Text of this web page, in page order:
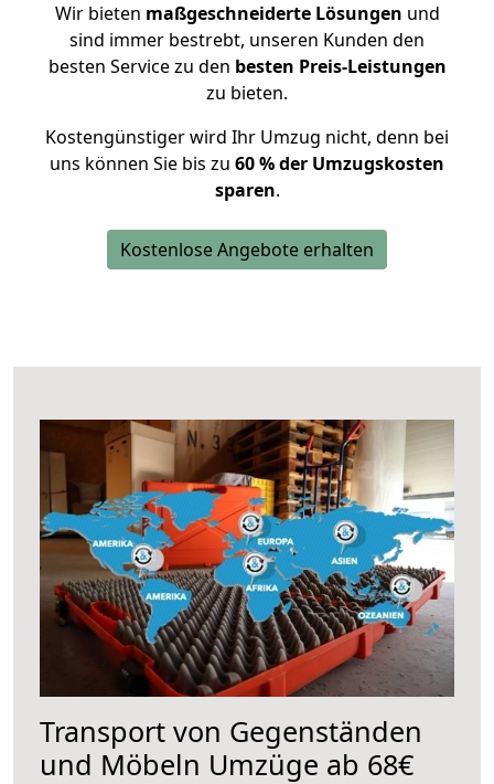
Wir bieten maßgeschneiderte Lösungen und
sind immer bestrebt, unseren Kunden den
besten Service zu den besten Preis-Leistungen
zu bieten.
Kostengünstiger wird Ihr Umzug nicht, denn bei
uns können Sie bis zu 60 % der Umzugskosten
sparen.
Kostenlose Angebote erhalten
Transport von Gegenständen
und Möbeln Umzüge ab 68€